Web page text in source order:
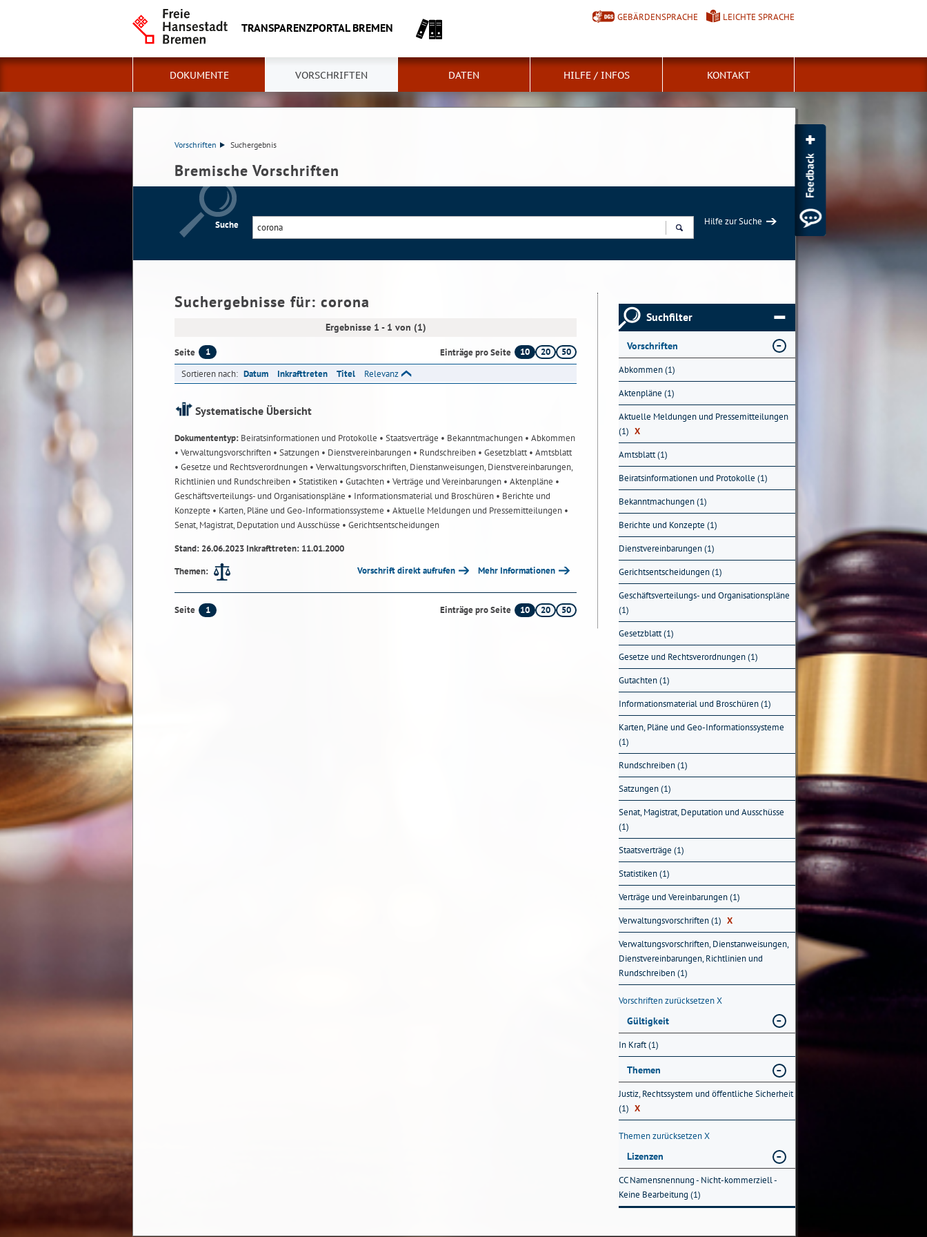
TRANSPARENZPORTAL BREMEN
GEBÄRDENSPRACHE LEICHTE SPRACHE
DOKUMENTE VORSCHRIFTEN DATEN HILFE / INFOS KONTAKT
Vorschriften Suchergebnis
Bremische Vorschriften
Suche
Hilfe zur Suche
Suchergebnisse für: corona
Ergebnisse 1 - 1 von (1)
Seite 1 Einträge pro Seite 10 20
50
Sortieren nach: Datum Inkrafttreten Titel Relevanz
Systematische Übersicht
Dokumententyp: Beiratsinformationen und Protokolle • Staatsverträge • Bekanntmachungen • Abkommen
• Verwaltungsvorschriften • Satzungen • Dienstvereinbarungen • Rundschreiben • Gesetzblatt• Amtsblatt
• Gesetze und Rechtsverordnungen • Verwaltungsvorschriften, Dienstanweisungen, Dienstvereinbarungen,
Richtlinien und Rundschreiben • Statistiken • Gutachten • Verträge und Vereinbarungen • Aktenpläne •
Geschäftsverteilungs- und Organisationspläne • Informationsmaterial und Broschüren • Berichte und
Konzepte • Karten, Pläne und Geo-Informationssysteme • Aktuelle Meldungen und Pressemitteilungen •
Senat, Magistrat, Deputation und Ausschüsse • Gerichtsentscheidungen
Stand: 26.06.2023 Inkrafttreten: 11.01.2000
Themen:
Vorschrift direkt aufrufen Mehr Informationen
Seite 1 Einträge pro Seite 10 20 50
Suchfilter
Vorschriften
Abkommen (1)
Aktenpläne (1)
Aktuelle Meldungen und Pressemitteilungen
(1) X
Amtsblatt (1)
Beiratsinformationen und Protokolle (1)
Bekanntmachungen (1)
Berichte und Konzepte (1)
Dienstvereinbarungen (1)
Gerichtsentscheidungen (1)
Geschäftsverteilungs- und Organisationspläne
(1)
Gesetzblatt (1)
Gesetze und Rechtsverordnungen (1)
Gutachten (1)
Informationsmaterial und Broschüren (1)
Karten, Pläne und Geo-Informationssysteme
(1)
Rundschreiben (1)
Satzungen (1)
Senat, Magistrat, Deputation und Ausschüsse
(1)
Staatsverträge (1)
Statistiken (1)
Verträge und Vereinbarungen (1)
Verwaltungsvorschriften (1) X
Verwaltungsvorschriften, Dienstanweisungen,
Dienstvereinbarungen, Richtlinien und
Rundschreiben (1)
Vorschriften zurücksetzenX
Gültigkeit
In Kraft (1)
Themen
Justiz, Rechtssystem und öffentliche Sicherheit
(1) X
Themen zurücksetzenX
Lizenzen
CC Namensnennung - Nicht-kommerziell -
Keine Bearbeitung (1)